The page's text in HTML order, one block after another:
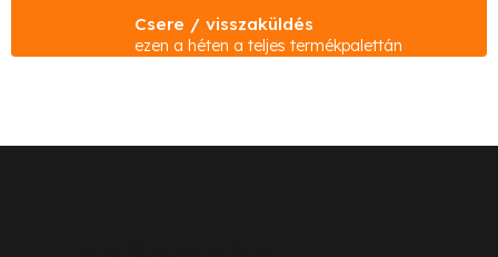
a
Csere / visszaküldés
ezen a héten a teljes termékpalettán